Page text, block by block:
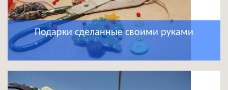
Подарки сделанные своими руками